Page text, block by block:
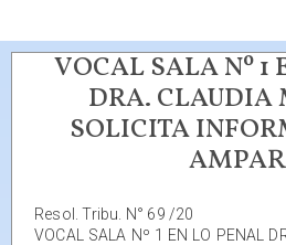
VOCAL SALA Nº 1
DRA. CLAUDIA
SOLICITA
Resol. Tribu. N° 69 /20
VOCAL SALA Nº 1 EN LO PENAL